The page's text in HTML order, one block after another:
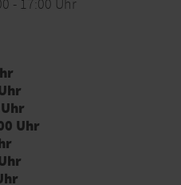
- 17:00 Uhr
Uhr